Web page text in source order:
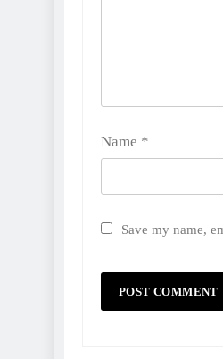
Name *
Save my name,